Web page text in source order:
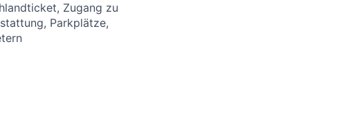
Zugang zu
Parkplätze,